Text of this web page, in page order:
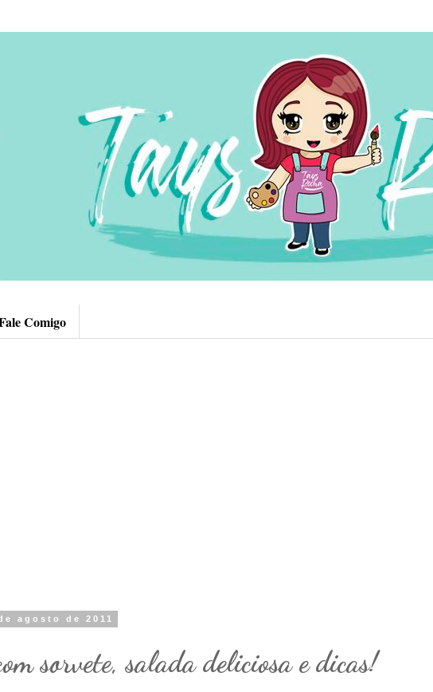
Comigo
agosto de 2011
sorvete, salada deliciosa e dicas!